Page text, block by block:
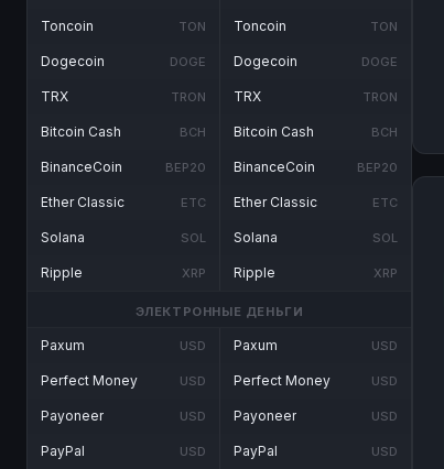
Toncoin TON
Dogecoin DOGE
TRX TRON
Bitcoin Cash BCH
BinanceCoin BEP20
Ether Classic ETC
Solana SOL
Ripple XRP
Toncoin TON
Dogecoin DOGE
TRX TRON
Bitcoin Cash BCH
BinanceCoin BEP20
Ether Classic ETC
Solana SOL
Ripple XRP
ЭЛЕКТРОННЫЕ ДЕНЬГИ
Paxum USD
Perfect Money USD
Payoneer USD
PayPal USD
Paxum USD
Perfect Money USD
Payoneer USD
PayPal USD